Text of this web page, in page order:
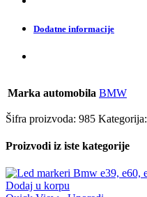
Dodatne informacije
Marka automobila BMW
Šifra proizvoda: 985 Kategorija:
Proizvodi iz iste kategorije
Dodaj u korpu